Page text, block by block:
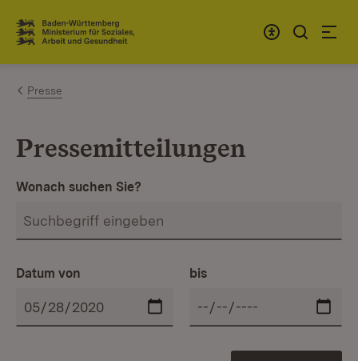
Zum Inhalt springen
Link zur Startseite
Presse
Pressemitteilungen
Wonach suchen Sie?
Datum von bis